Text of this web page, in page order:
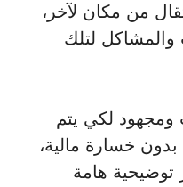
من مكان لآخر،
لتلك
ومجهود لكي يتم
خسارة مالية،
توضيحية هامة